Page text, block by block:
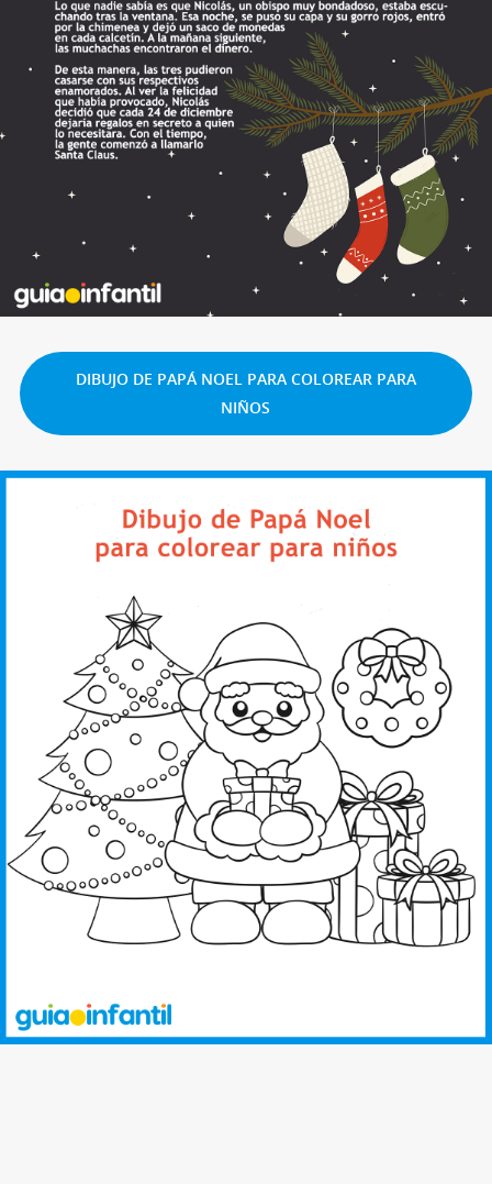
DIBUJO DE PAPÁ NOEL PARA COLOREAR PARA
NIÑOS